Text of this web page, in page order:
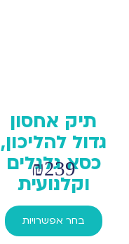
תיק אחסון
גדול להליכון,
כסא גלגלים
וקלנועית
₪239
בחר אפשרויות
זה